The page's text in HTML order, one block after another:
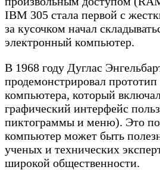
IBM 305 стала первой с
за кусочком начал
электронный компьютер.
В 1968 году Дуглас
продемонстрировал
компьютера, который
графический интерфейс
пиктограммы и меню). Это
компьютер может быть
ученых и технических
широкой общественности.